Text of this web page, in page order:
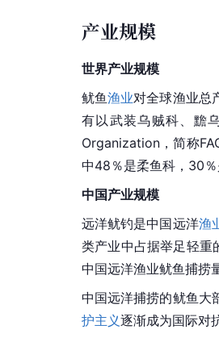
产业规模
世界产业规模
鱿鱼渔业对全球渔业总
有以武装乌贼科、黵
Organization，简称
中48％是柔鱼科，30
中国产业规模
远洋鱿钓是中国远洋渔
类产业中占据举足轻重
中国远洋渔业鱿鱼捕捞
中国远洋捕捞的鱿鱼大
护主义逐渐成为国际对